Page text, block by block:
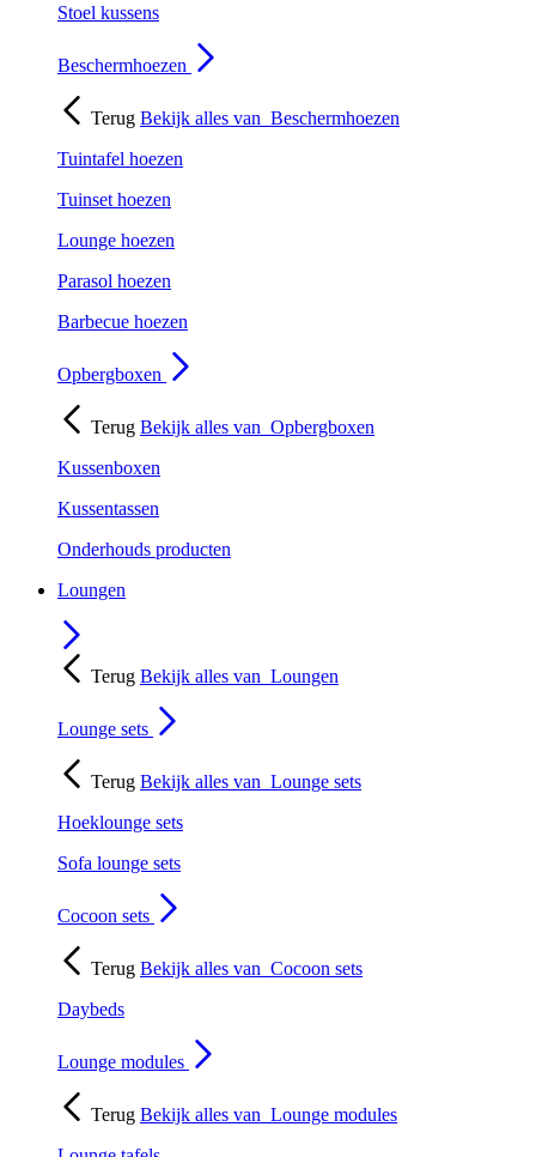
Stoel kussens
Beschermhoezen
Terug Bekijk alles van Beschermhoezen
Tuintafel hoezen
Tuinset hoezen
Lounge hoezen
Parasol hoezen
Barbecue hoezen
Opbergboxen
Terug Bekijk alles van Opbergboxen
Kussenboxen
Kussentassen
Onderhouds producten
Loungen
Terug Bekijk alles van Loungen
Lounge sets
Terug Bekijk alles van Lounge sets
Hoeklounge sets
Sofa lounge sets
Cocoon sets
Terug Bekijk alles van Cocoon sets
Daybeds
Lounge modules
Terug Bekijk alles van Lounge modules